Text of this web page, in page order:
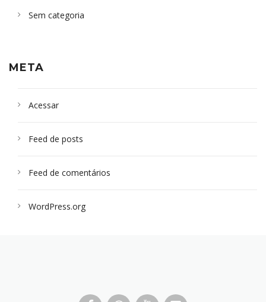
Sem categoria
META
Acessar
Feed de posts
Feed de comentários
WordPress.org